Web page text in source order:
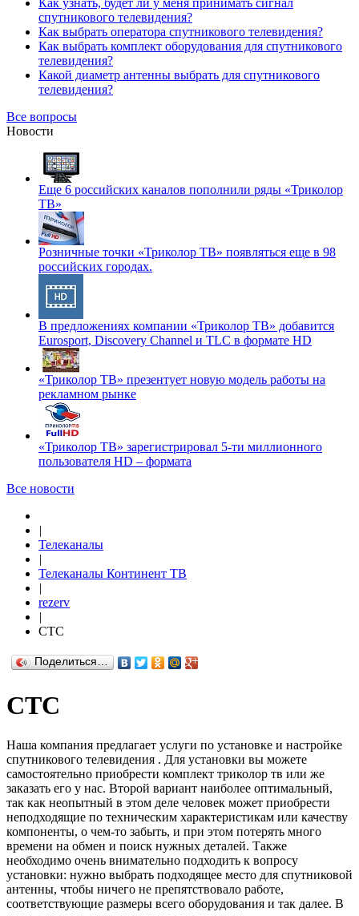
Как узнать, будет ли у меня принимать сигнал
спутникового телевидения?
Как выбрать оператора спутникового телевидения?
Как выбрать комплект оборудования для спутникового
телевидения?
Какой диаметр антенны выбрать для спутникового
телевидения?
Все вопросы
Новости
Еще 6 российских каналов пополнили ряды «Триколор
ТВ»
Розничные точки «Триколор ТВ» появляться еще в 98
российских городах.
В предложениях компании «Триколор ТВ» добавится
Eurosport, Discovery Channel и TLC в формате HD
«Триколор ТВ» презентует новую модель работы на
рекламном рынке
«Триколор ТВ» зарегистрировал 5-ти миллионного
пользователя HD – формата
Все новости
|
Телеканалы
|
Телеканалы Континент ТВ
|
rezerv
|
СТС
Поделиться…
СТС
Наша компания предлагает услуги по установке и настройке
спутникового телевидения . Для установки вы можете
самостоятельно приобрести комплект триколор тв или же
заказать его у нас. Второй вариант наиболее оптимальный,
так как неопытный в этом деле человек может приобрести
неподходящие по техническим характеристикам или качеству
компоненты, о чем-то забыть, и при этом потерять много
времени на обмен и поиск нужных деталей. Также
необходимо очень внимательно подходить к вопросу
установки: нужно выбрать подходящее место для спутниковой
антенны, чтобы ничего не препятствовало работе,
соответствующие размеры всего оборудования и так далее. В